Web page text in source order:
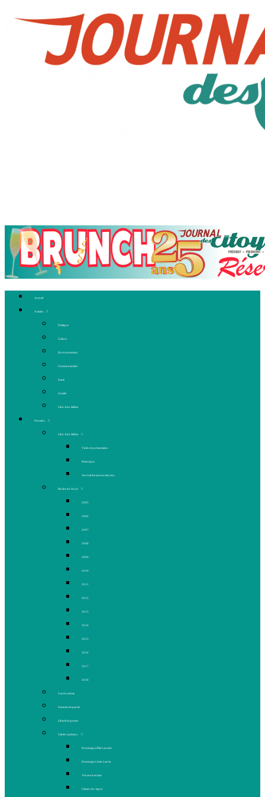
Accueil
Articles
Politique
Culture
Environnement
Communautaire
Santé
Société
Club Ado Média
Dossiers
Club Ado Média
Vidéo de présentation
Historique
Journal des jeunes citoyens
Rivière du Nord
2005
2006
2007
2008
2009
2010
2011
2012
2013
2014
2015
2016
2017
2018
Gaz de schiste
Femmes de parole
Liberté de presse
Cahiers spéciaux
Hommage à Élie Laroche
Hommage à Jean Laurin
10e anniversaire
Cahiers du Japon